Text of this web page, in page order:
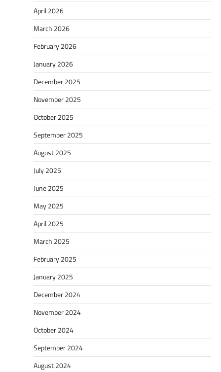
April 2026
March 2026
February 2026
January 2026
December 2025
November 2025
October 2025
September 2025
August 2025
July 2025
June 2025
May 2025
April 2025
March 2025
February 2025
January 2025
December 2024
November 2024
October 2024
September 2024
August 2024